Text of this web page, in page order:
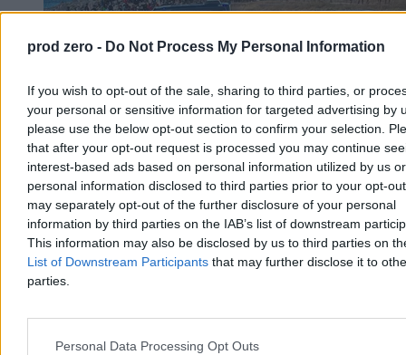
prod zero - Do Not Process My Personal Information
If you wish to opt-out of the sale, sharing to third parties, or
your personal or sensitive information for targeted advertising by
please use the below opt-out section to confirm your selection.
that after your opt-out request is processed you may continue
interest-based ads based on personal information utilized by us or
personal information disclosed to third parties prior to your opt-
may separately opt-out of the further disclosure of your personal
information by third parties on the IAB’s list of downstream
This information may also be disclosed by us to third parties on
List of Downstream Participants that may further disclose it to
parties.
Personal Data Processing Opt Outs
Maroko rozlicza szturm na Ceutę. Są pierwsze
wyroki więzienia
forsowaniu granicy z hiszpańską Ceutą. W sprawie zapadły już